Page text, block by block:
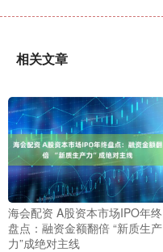
相关文章
海会配资 A股资本市场IPO年终
盘点：融资金额翻倍 “新质生产
力”成绝对主线